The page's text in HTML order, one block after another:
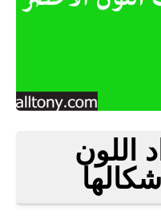
اللون